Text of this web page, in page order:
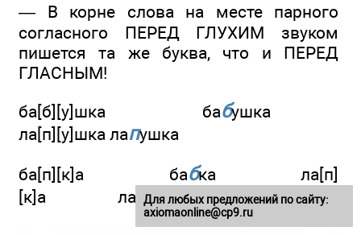
— В корне слова на месте парного
согласного ПЕРЕД ГЛУХИМ звуком
пишется та же буква, что и ПЕРЕД
ГЛАСНЫМ!
ба[б][у]шка бабушка
ла[п][у]шка лапушка
ба[п][к]а бабка ла[п]
[к]а ла пка
Для любых предложений по сайту:
axiomaonline@cp9.ru